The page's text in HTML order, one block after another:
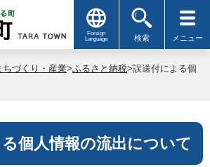
Foreign
Language
検索 メニュー
ちづくり・産業>ふるさと納税>誤送付による個
個人情報の流出について